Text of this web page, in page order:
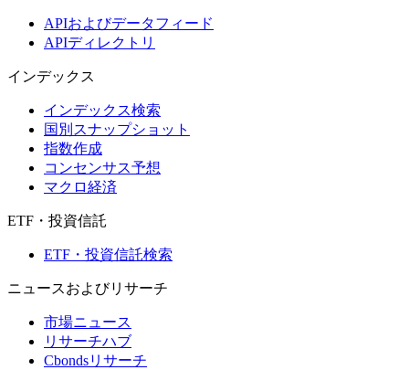
APIおよびデータフィード
APIディレクトリ
インデックス
インデックス検索
国別スナップショット
指数作成
コンセンサス予想
マクロ経済
ETF・投資信託
ETF・投資信託検索
ニュースおよびリサーチ
市場ニュース
リサーチハブ
Cbondsリサーチ